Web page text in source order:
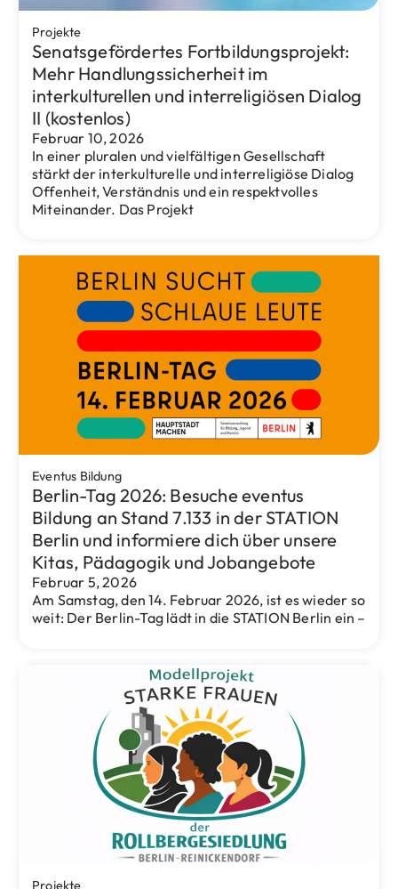
Kitas
Sichern Sie sich jetzt einen Kitaplatz in
der Kita „Vogelnest“! Hier wächst
Kindheit im Grünen – zwischen
Obstbäumen und Wiesen am Rand eines
September 30, 2025
In unserer Kita „Das Vogelnest“ in
Berlin‑Wartenberg erleben Kinder Natur,
Gemeinschaft und Bildung jeden Tag hautnah –
barfuß über Wiesen,
Eventus Bildung
Vielfalt professionell gestalten: Das
Ort“ – liefert kultur- und religionssensible
Methoden für mehr Handlungssicherheit
in der pädagogischen Praxis
September 30, 2025
Das neue Kartenset von Christine Klarer El-Wadia
(Bildungsreferentin bei eventus Bildung) ist dafür
gemacht, im Kitaalltag anlassbezogen und gezielt